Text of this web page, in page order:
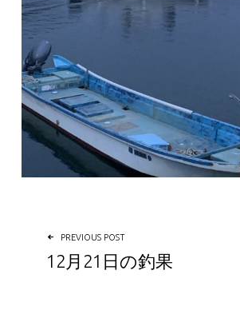
PREVIOUS POST
12月21日の釣果